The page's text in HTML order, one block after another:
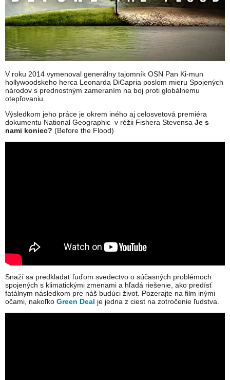
V roku 2014 vymenoval generálny tajomník OSN Pan Ki-mun
hollywoodskeho herca Leonarda DiCapria poslom mieru Spojených
národov s prednostným zameraním na boj proti globálnemu
otepľovaniu.
Výsledkom jeho práce je okrem iného aj celosvetová premiéra
dokumentu National Geographic v réžii Fishera Stevensa Je s
nami koniec? (Before the Flood)
Snaží sa predkladať ľuďom svedectvo o súčasných problémoch
spojených s klimatickými zmenami a hľadá riešenie, ako predísť
fatálnym následkom pre náš budúci život. Pozerajte na film inými
očami, nakoľko Green Deal je jedna z ciest na zotročenie ľudstva.